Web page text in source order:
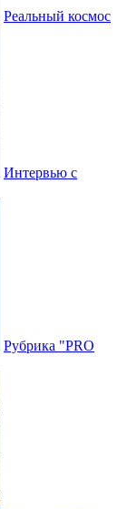
Реальный космос
Интервью с
Рубрика "PRO